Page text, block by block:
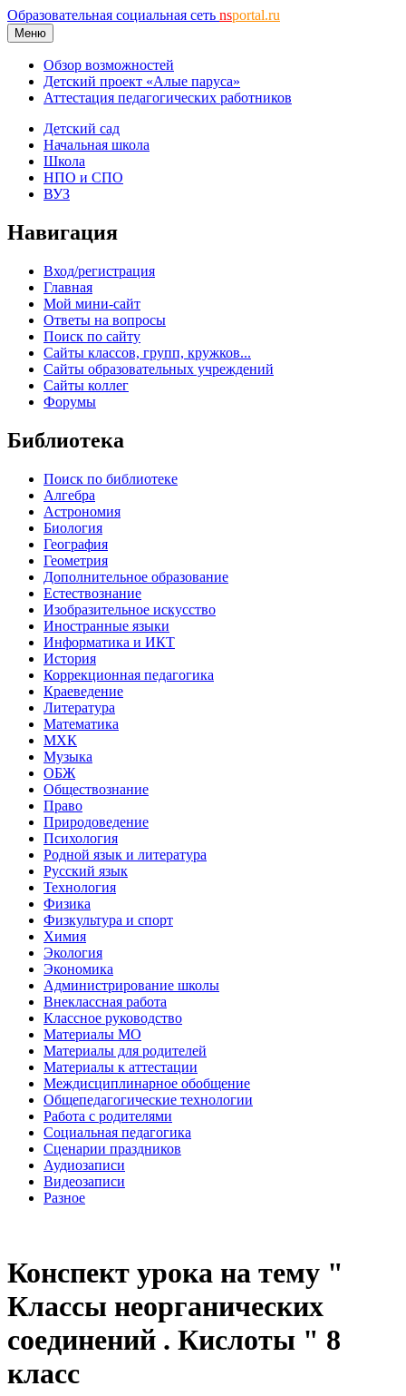
Образовательная социальная сеть nsportal.ru
Меню
Обзор возможностей
Детский проект «Алые паруса»
Аттестация педагогических работников
Детский сад
Начальная школа
Школа
НПО и СПО
ВУЗ
Навигация
Вход/регистрация
Главная
Мой мини-сайт
Ответы на вопросы
Поиск по сайту
Сайты классов, групп, кружков...
Сайты образовательных учреждений
Сайты коллег
Форумы
Библиотека
Поиск по библиотеке
Алгебра
Астрономия
Биология
География
Геометрия
Дополнительное образование
Естествознание
Изобразительное искусство
Иностранные языки
Информатика и ИКТ
История
Коррекционная педагогика
Краеведение
Литература
Математика
МХК
Музыка
ОБЖ
Обществознание
Право
Природоведение
Психология
Родной язык и литература
Русский язык
Технология
Физика
Физкультура и спорт
Химия
Экология
Экономика
Администрирование школы
Внеклассная работа
Классное руководство
Материалы МО
Материалы для родителей
Материалы к аттестации
Междисциплинарное обобщение
Общепедагогические технологии
Работа с родителями
Социальная педагогика
Сценарии праздников
Аудиозаписи
Видеозаписи
Разное
Конспект урока на тему "
Классы неорганических
соединений . Кислоты " 8
класс